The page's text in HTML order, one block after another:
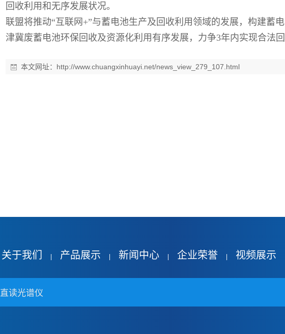
回收利用和无序发展状况。
联盟将推动“互联网+”与蓄电池生产及回收利用领域的发展，构建蓄
津冀废蓄电池环保回收及资源化利用有序发展，力争3年内实现合法
本文网址： http://www.chuangxinhuayi.net/news_view_279_107.html
关于我们 产品展示 新闻中心 企业荣誉 视频展示
直读光谱仪